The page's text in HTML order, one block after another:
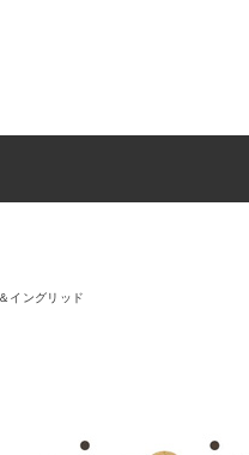
イングリッド